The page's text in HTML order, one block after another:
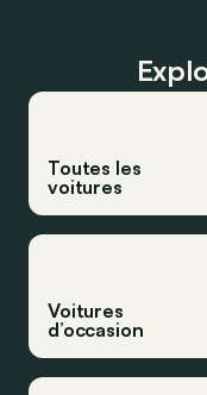
Toutes les
voitures
Voitures
d’occasion